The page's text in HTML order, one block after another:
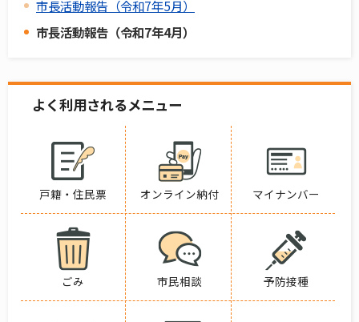
市長活動報告（令和7年5月）
市長活動報告（令和7年4月）
よく利用されるメニュー
戸籍・住民票 オンライン納付 マイナンバー
ごみ 市民相談 予防接種